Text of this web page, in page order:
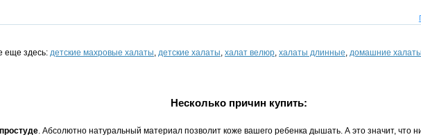
еще здесь: детские махровые халаты, детские халаты, халат велюр, халаты длинные, домашние
Несколько причин купить:
. Абсолютно натуральный материал позволит коже вашего ребенка дышать. А это значит, что